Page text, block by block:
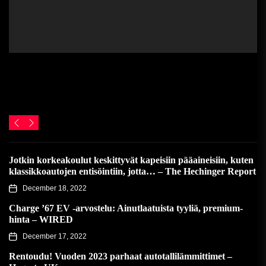
Jotkin korkeakoulut keskittyvät kapeisiin pääaineisiin, kuten
klassikkoautojen entisöintiin, jotta… – The Hechinger Report
December 18, 2022
Charge ’67 EV -arvostelu: Ainutlaatuista tyyliä, premium-
hinta – WIRED
December 17, 2022
Rentoudu! Vuoden 2023 parhaat autotallilämmittimet –